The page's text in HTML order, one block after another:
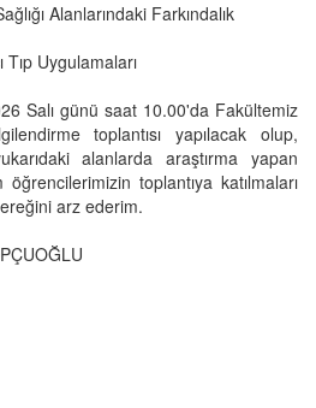
Alanlarındaki Farkındalık
Uygulamaları
Salı günü saat 10.00'da Fakültemiz
toplantısı yapılacak olup,
alanlarda araştırma yapan
toplantıya katılmaları
arz ederim.